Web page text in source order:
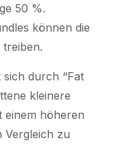
50 %.
können die
durch “Fat
kleinere
einem höheren
Vergleich zu